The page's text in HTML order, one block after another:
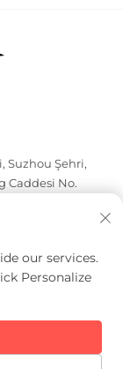
Suzhou Şehri,
Caddesi No.
our services.
Personalize